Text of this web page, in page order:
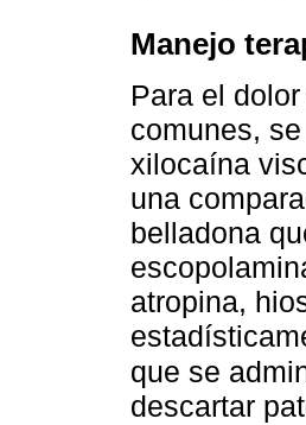
Manejo
Para el
comunes,
xilocaína
una
belladona
atropina,
que se
descartar